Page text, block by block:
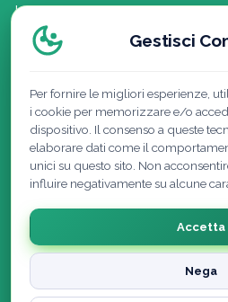
Lavora con noi
Politica della QualitàGestisci
Per fornire le migliori esperienze,
i cookie per memorizzare e/o
dispositivo. Il consenso a queste
elaborare dati come il
unici su questo sito. Non
influire negativamente su alcune
Accetta
Nega